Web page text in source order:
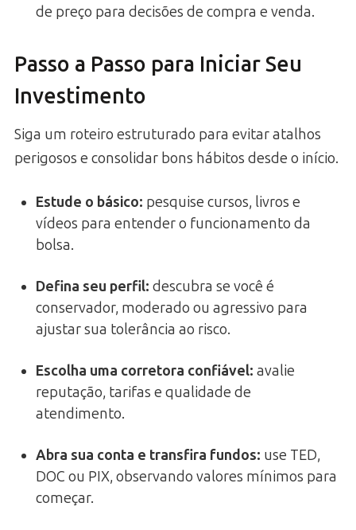
de preço para decisões de compra e venda.
Passo a Passo para Iniciar Seu
Investimento
Siga um roteiro estruturado para evitar atalhos
perigosos e consolidar bons hábitos desde o início.
Estude o básico: pesquise cursos, livros e
vídeos para entender o funcionamento da
bolsa.
Defina seu perfil: descubra se você é
conservador, moderado ou agressivo para
ajustar sua tolerância ao risco.
Escolha uma corretora confiável: avalie
reputação, tarifas e qualidade de
atendimento.
Abra sua conta e transfira fundos: use TED,
DOC ou PIX, observando valores mínimos para
começar.